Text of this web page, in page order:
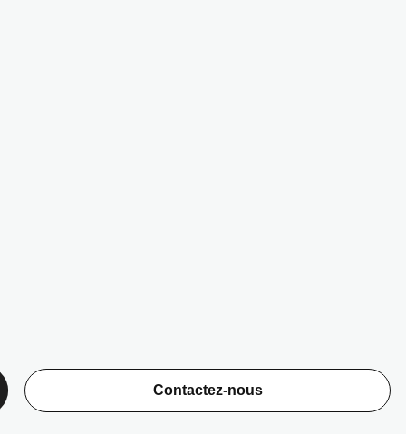
Contactez-nous